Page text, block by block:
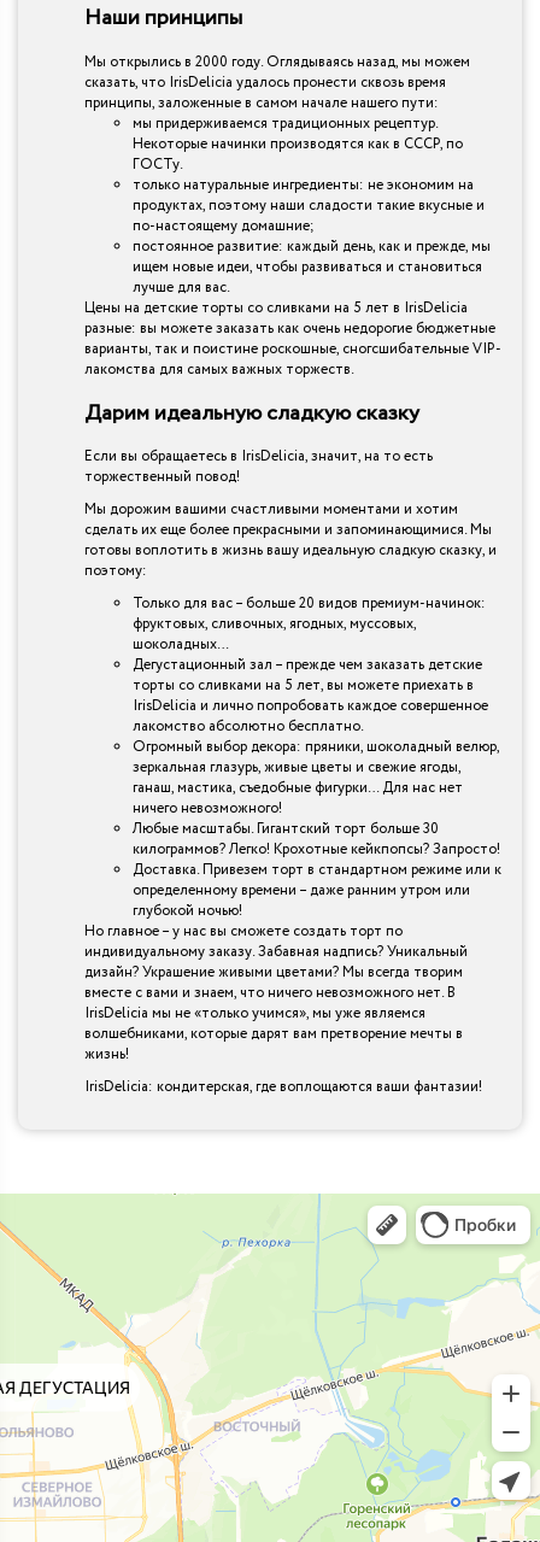
Наши принципы
Мы открылись в 2000 году. Оглядываясь назад, мы можем
сказать, что IrisDelicia удалось пронести сквозь время
принципы, заложенные в самом начале нашего пути:
мы придерживаемся традиционных рецептур.
Некоторые начинки производятся как в СССР, по
ГОСТу.
только натуральные ингредиенты: не экономим на
продуктах, поэтому наши сладости такие вкусные и
по-настоящему домашние;
постоянное развитие: каждый день, как и прежде, мы
ищем новые идеи, чтобы развиваться и становиться
лучше для вас.
Цены на детские торты со сливками на 5 лет в IrisDelicia
разные: вы можете заказать как очень недорогие бюджетные
варианты, так и поистине роскошные, сногсшибательные VIP-
лакомства для самых важных торжеств.
Дарим идеальную сладкую сказку
Если вы обращаетесь в IrisDelicia, значит, на то есть
торжественный повод!
Мы дорожим вашими счастливыми моментами и хотим
сделать их еще более прекрасными и запоминающимися. Мы
готовы воплотить в жизнь вашу идеальную сладкую сказку, и
поэтому:
Только для вас – больше 20 видов премиум-начинок:
фруктовых, сливочных, ягодных, муссовых,
шоколадных…
Дегустационный зал – прежде чем заказать детские
торты со сливками на 5 лет, вы можете приехать в
IrisDelicia и лично попробовать каждое совершенное
лакомство абсолютно бесплатно.
Огромный выбор декора: пряники, шоколадный велюр,
зеркальная глазурь, живые цветы и свежие ягоды,
ганаш, мастика, съедобные фигурки… Для нас нет
ничего невозможного!
Любые масштабы. Гигантский торт больше 30
килограммов? Легко! Крохотные кейкпопсы? Запросто!
Доставка. Привезем торт в стандартном режиме или к
определенному времени – даже ранним утром или
глубокой ночью!
Но главное – у нас вы сможете создать торт по
индивидуальному заказу. Забавная надпись? Уникальный
дизайн? Украшение живыми цветами? Мы всегда творим
вместе с вами и знаем, что ничего невозможного нет. В
IrisDelicia мы не «только учимся», мы уже являемся
волшебниками, которые дарят вам претворение мечты в
жизнь!
IrisDelicia: кондитерская, где воплощаются ваши фантазии!